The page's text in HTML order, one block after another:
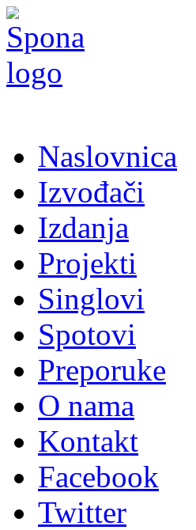
Naslovnica
Izvođači
Izdanja
Projekti
Singlovi
Spotovi
Preporuke
O nama
Kontakt
Facebook
Twitter